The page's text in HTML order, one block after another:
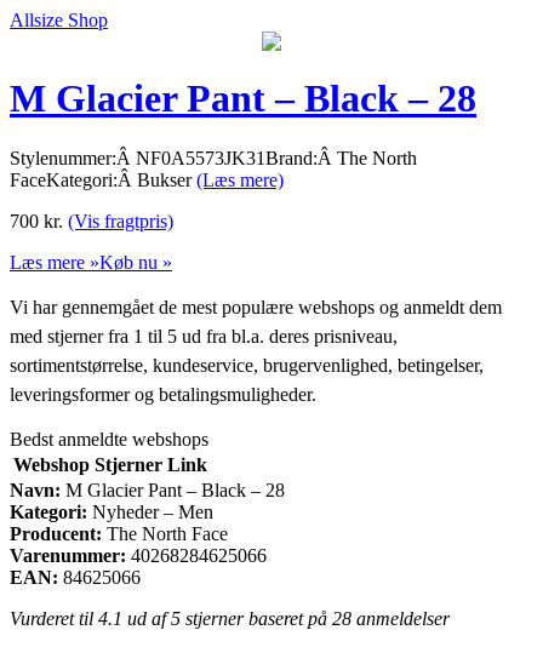
Allsize Shop
M Glacier Pant – Black – 28
Stylenummer:Â NF0A5573JK31Brand:Â The North
FaceKategori:Â Bukser(Læs mere)
700 kr. (Vis fragtpris)
Læs mere »Køb nu »
Vi har gennemgået de mest populære webshops og anmeldt dem
med stjerner fra 1 til 5 ud fra bl.a. deres prisniveau,
sortimentstørrelse, kundeservice, brugervenlighed, betingelser,
leveringsformer og betalingsmuligheder.
Bedst anmeldte webshops
Webshop Stjerner Link
Navn: M Glacier Pant – Black – 28
Kategori: Nyheder – Men
Producent: The North Face
Varenummer: 40268284625066
EAN: 84625066
Vurderet til 4.1 ud af 5 stjerner baseret på 28 anmeldelser